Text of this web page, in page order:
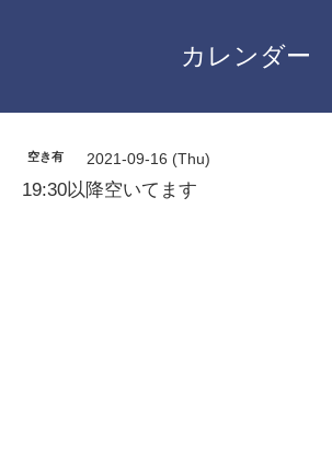
カレンダー
空き有 2021-09-16 (Thu)
19:30以降空いてます